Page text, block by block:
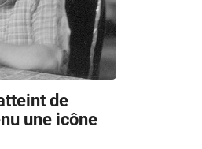
de
une icône